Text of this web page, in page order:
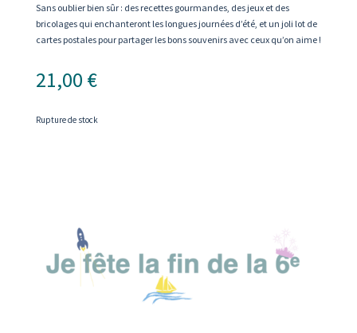
Sans oublier bien sûr : des recettes gourmandes, des jeux et des
bricolages qui enchanteront les longues journées d’été, et un joli lot de
cartes postales pour partager les bons souvenirs avec ceux qu’on aime !
21,00 €
Rupture de stock